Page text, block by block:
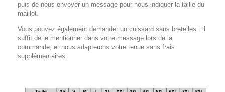
puis de nous envoyer un message pour nous indiquer la taille du
maillot.
Vous pouvez également demander un cuissard sans bretelles : il
suffit de le mentionner dans votre message lors de la
commande, et nous adapterons votre tenue sans frais
supplémentaires.